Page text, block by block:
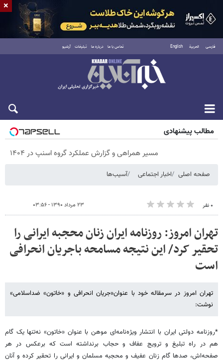
فارسی العربية English تماس با ما درباره ما تبلیغات آرشیو
پنجشنبه ۱۵ مرداد ۱۴۰۵
مطالب پیشنهادی
مسیر همراهی و گزارش عملکرد گروه اسنپ در ۱۴۰۴
صفحه اصلی اخبار اجتماعی آسیب‌ها
۰ نفر ۲۳ مرداد ۱۳۹۰ - ۰۳:۵۶
تهران امروز: روزنامه ایران زنان محجبه ایرانی را
تحقیر کرد/ این نتیجه مسامحه باجریان انحرافی
است
تهران امروز در سرمقاله خود با عنوان«جریان انحرافی و «خاتون» ضداسلامی»
نوشت:
*روزنامه دولتی ایران با انتشار ویژه‌نامه‌ای موهن با عنوان «خاتون» نه‌تنها یک گام
هم در راه تبلیغ و ترویج عفاف و حجاب برنداشته است که برعکس در هر
صفحه‌اش، صدها گام زنان عفیف و محجبه مسلمان و ایرانی را تحقیر کرده و آنان
×